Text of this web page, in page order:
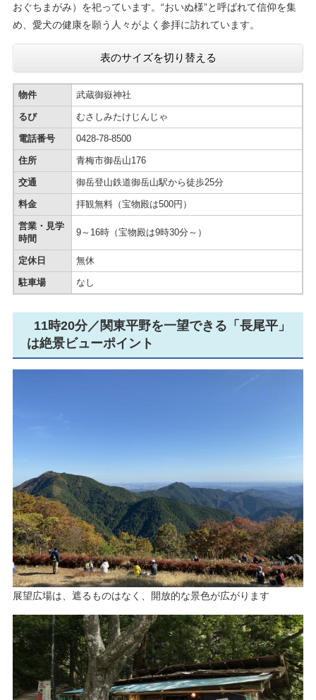
おぐちまがみ）を祀っています。“おいぬ様”と呼ばれて信仰を集
め、愛犬の健康を願う人々がよく参拝に訪れています。
表のサイズを切り替える
物件 武蔵御嶽神社
るび むさしみたけじんじゃ
電話番号 0428-78-8500
住所 青梅市御岳山176
交通 御岳登山鉄道御岳山駅から徒歩25分
料金 拝観無料（宝物殿は500円）
営業・見学
時間
9～16時（宝物殿は9時30分～）
定休日 無休
駐車場 なし
11時20分／関東平野を一望できる「長尾平」
は絶景ビューポイント
​展望広場は、遮るものはなく、開放的な景色が広がります